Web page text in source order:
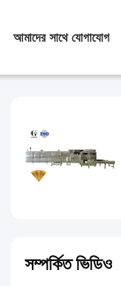
আমাদের সাথে যোগাযোগ
সম্পর্কিত ভিডিও